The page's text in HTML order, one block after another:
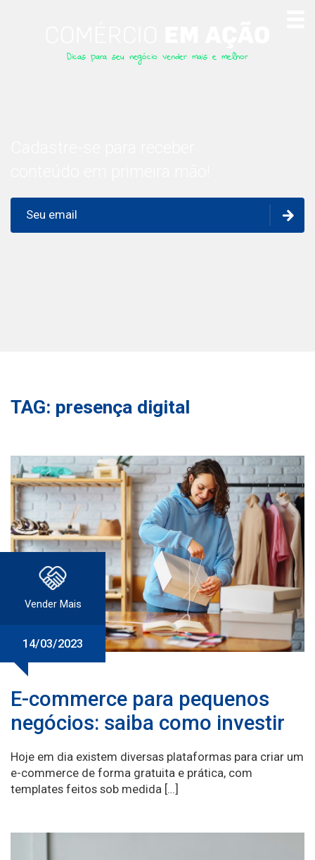
Dicas para seu negócio vender mais e melhor
TAG: presença digital
Vender Mais
14/03/2023
E-commerce para pequenos
negócios: saiba como investir
Hoje em dia existem diversas plataformas para criar um
e-commerce de forma gratuita e prática, com
templates feitos sob medida […]